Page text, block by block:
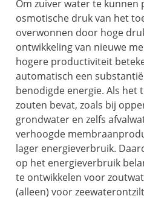
Om zuiver water te
osmotische druk van het
overwonnen door hoge
ontwikkeling van nieuwe
hogere productiviteit
automatisch een
benodigde energie. Als
zouten bevat, zoals bij
grondwater en zelfs
verhoogde
lager energieverbruik.
op het energieverbruik
te ontwikkelen voor
(alleen) voor